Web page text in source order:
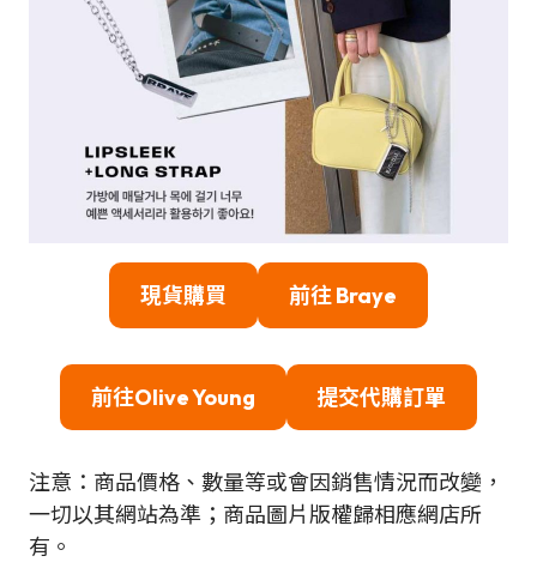
現貨購買 前往Braye
前往Olive Young 提交代購訂單
注意：商品價格、數量等或會因銷售情況而改變，
一切以其網站為準；商品圖片版權歸相應網店所
有。